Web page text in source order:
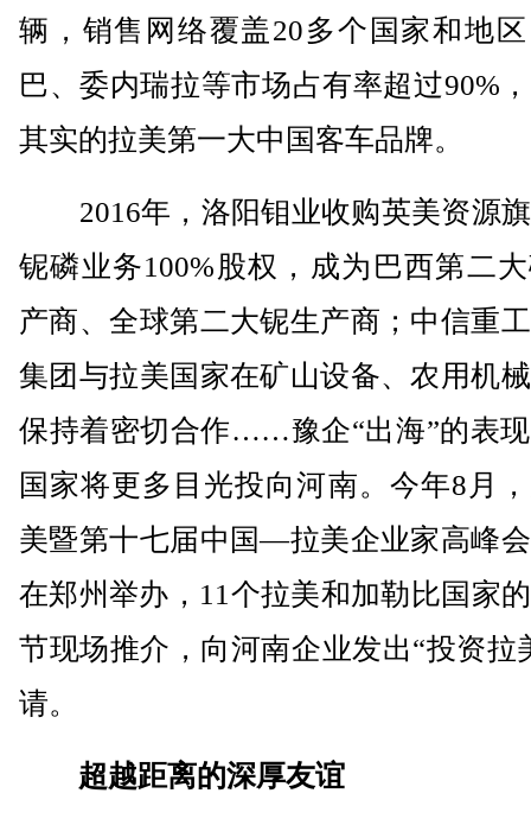
辆，销售网络覆盖20多个国家和地
巴、委内瑞拉等市场占有率超过90%
其实的拉美第一大中国客车品牌。
2016年，洛阳钼业收购英美资源
铌磷业务100%股权，成为巴西第二
产商、全球第二大铌生产商；中信重
集团与拉美国家在矿山设备、农用机
保持着密切合作……豫企“出海”的表
国家将更多目光投向河南。今年8月
美暨第十七届中国—拉美企业家高峰
在郑州举办，11个拉美和加勒比国家
节现场推介，向河南企业发出“投资拉
请。
超越距离的深厚友谊